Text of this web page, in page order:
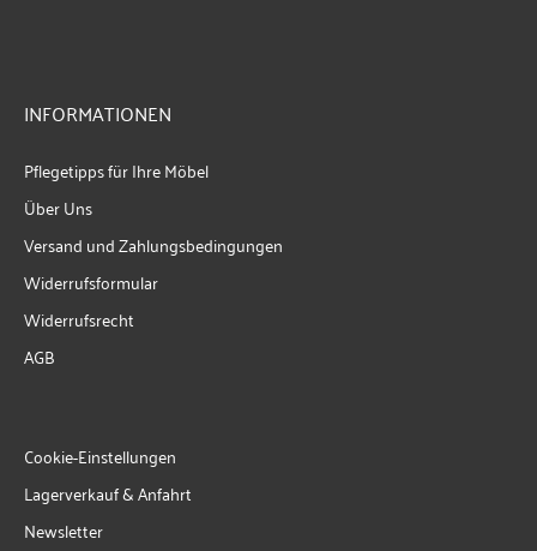
INFORMATIONEN
Pflegetipps für Ihre Möbel
Über Uns
Versand und Zahlungsbedingungen
Widerrufsformular
Widerrufsrecht
AGB
Cookie-Einstellungen
Lagerverkauf & Anfahrt
Newsletter